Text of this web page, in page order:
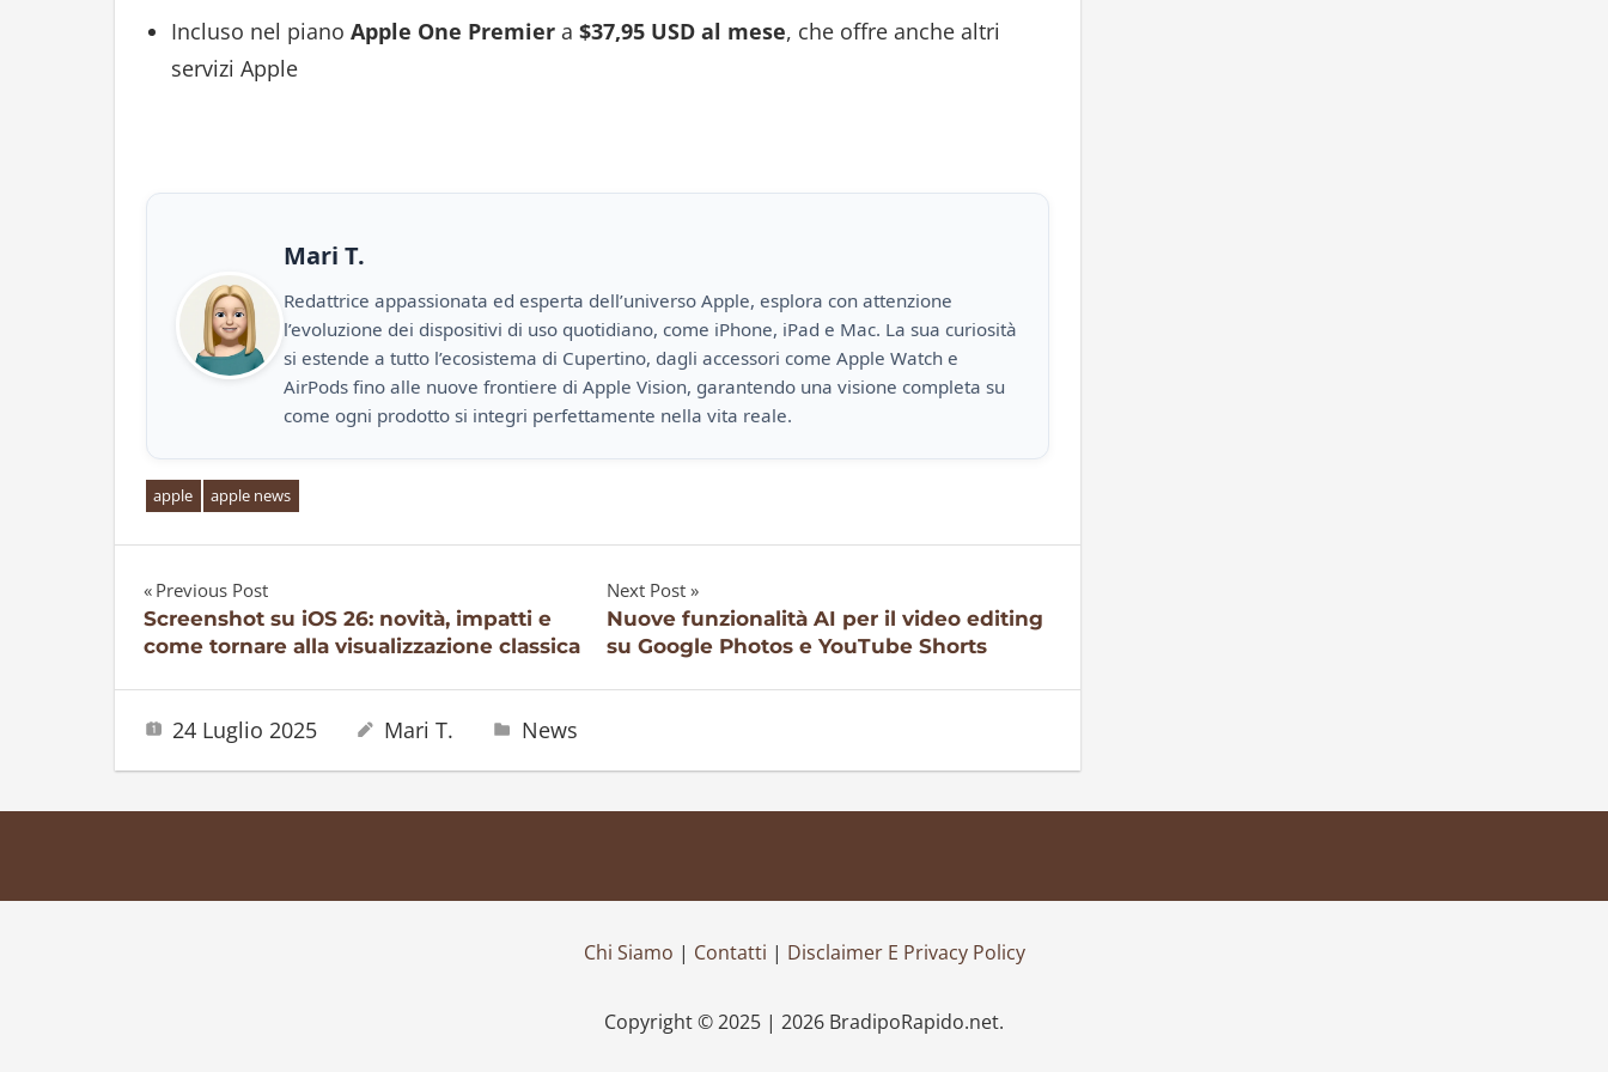
Incluso nel piano Apple One Premiera $37,95 USD al mese, che offre anche altri
servizi Apple
Mari T.
Redattrice appassionata ed esperta dell’universo Apple, esplora con attenzione
l’evoluzione dei dispositivi di uso quotidiano, come iPhone, iPad e Mac. La sua curiosità
si estende a tutto l’ecosistema di Cupertino, dagli accessori come Apple Watch e
AirPods fino alle nuove frontiere di Apple Vision, garantendo una visione completa su
come ogni prodotto si integri perfettamente nella vita reale.
apple apple news
Navigazione
Previous Post
Screenshot su iOS 26: novità, impatti e
come tornare alla visualizzazione classica
Next Post
Nuove funzionalità AI per il video editing
su Google Photos e YouTube Shorts
24 Luglio 2025 Mari T. News
Chi Siamo | Contatti | Disclaimer E Privacy Policy
Copyright © 2025 | 2026 BradipoRapido.net.